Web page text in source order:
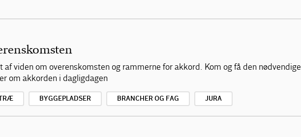
viden om overenskomsten og rammerne for akkord. Kom og få den nødvendige
om akkorden i dagligdagen
BYGGEPLADSER BRANCHER OG FAG JURA